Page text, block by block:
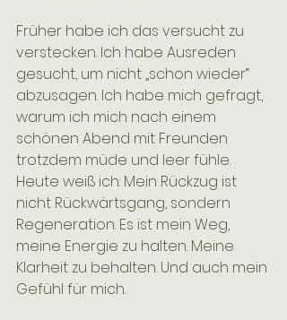
Früher habe ich das versucht zu
verstecken. Ich habe Ausreden
gesucht, um nicht „schon wieder“
abzusagen. Ich habe mich gefragt,
warum ich mich nach einem
schönen Abend mit Freunden
trotzdem müde und leer fühle.
Heute weiß ich: Mein Rückzug ist
nicht Rückwärtsgang, sondern
Regeneration. Es ist mein Weg,
meine Energie zu halten. Meine
Klarheit zu behalten. Und auch mein
Gefühl für mich.